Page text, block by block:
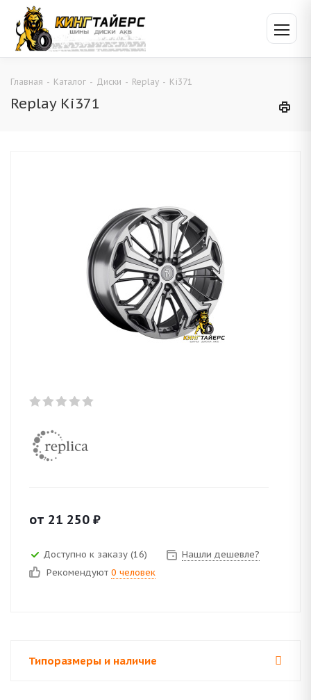
Главная - Каталог - Диски - Replay - Ki371
Replay Ki371
от 21 250 ₽
Доступно к заказу (16)
Нашли дешевле?
Рекомендуют 0 человек
Типоразмеры и наличие